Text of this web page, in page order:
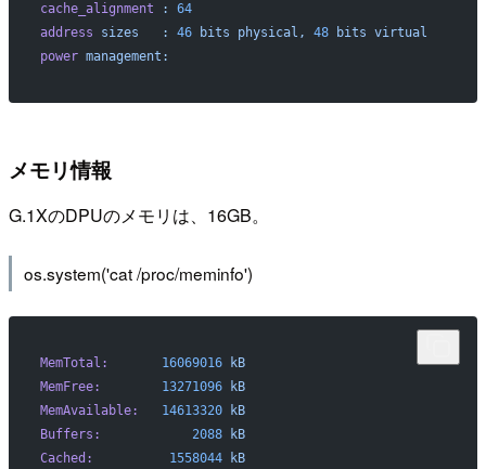
cache_alignment
	:
64
address sizes
	:
46 bits physical, 48 bits virtual
power management:
メモリ情報
G.1XのDPUのメモリは、16GB。
os.system('cat /proc/meminfo')
MemTotal:
       16069016
kB
MemFree:
        13271096
kB
MemAvailable:
   14613320
kB
Buffers:
            2088
kB
Cached:
          1558044
kB